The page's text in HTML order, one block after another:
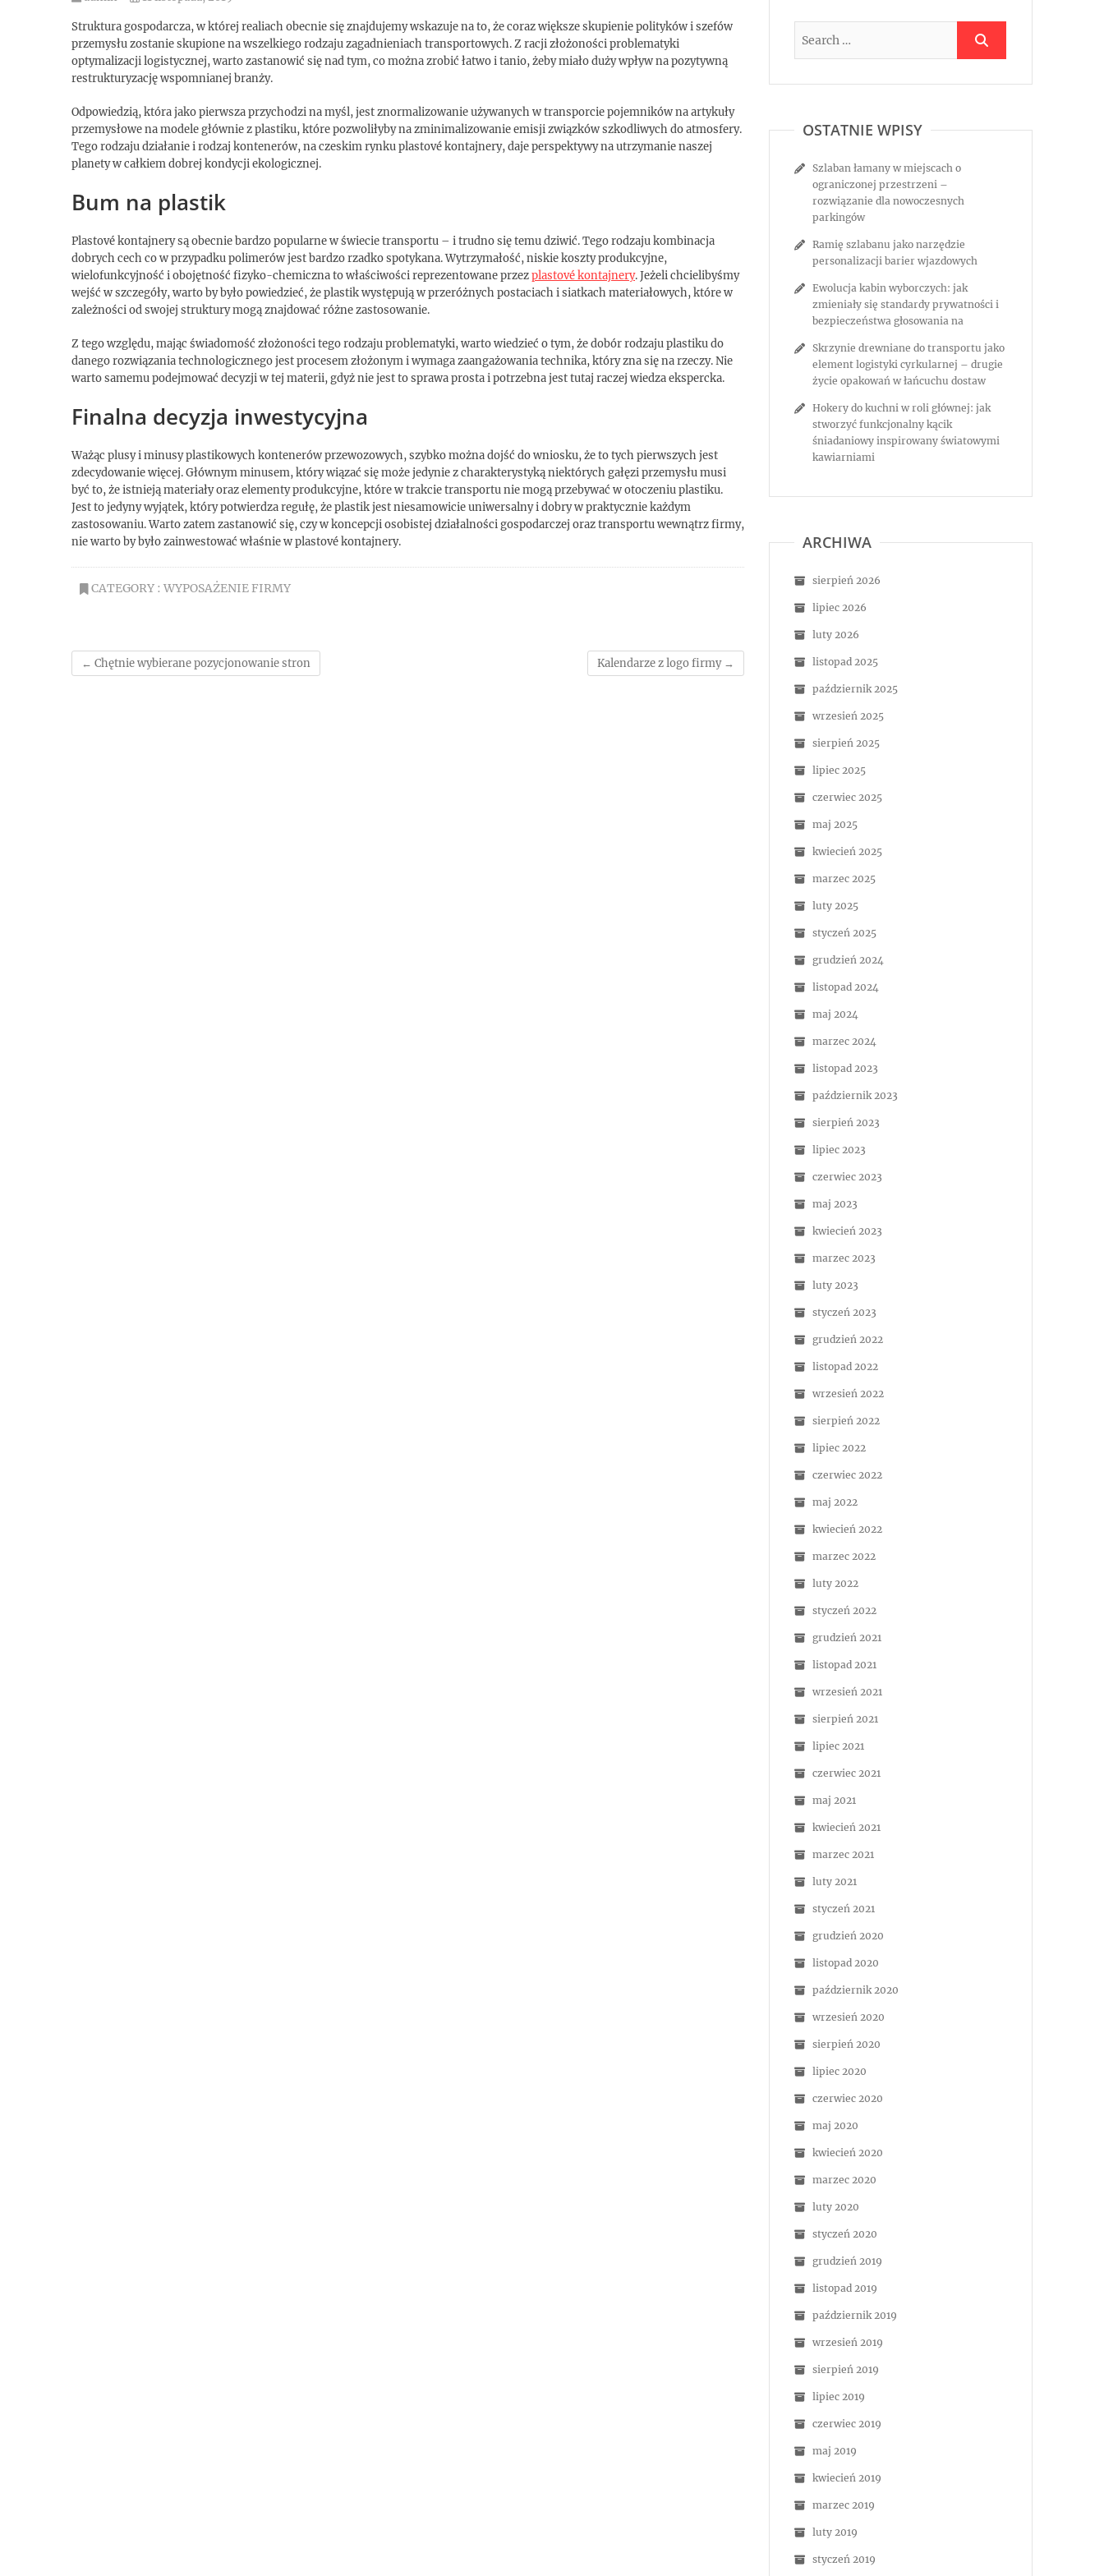
Struktura gospodarcza, w której realiach obecnie się znajdujemy wskazuje na to, że coraz większe skupienie polityków i szefów
przemysłu zostanie skupione na wszelkiego rodzaju zagadnieniach transportowych. Z racji złożoności problematyki
optymalizacji logistycznej, warto zastanowić się nad tym, co można zrobić łatwo i tanio, żeby miało duży wpływ na pozytywną
restrukturyzację wspomnianej branży.
Odpowiedzią, która jako pierwsza przychodzi na myśl, jest znormalizowanie używanych w transporcie pojemników na artykuły
przemysłowe na modele głównie z plastiku, które pozwoliłyby na zminimalizowanie emisji związków szkodliwych do atmosfery.
Tego rodzaju działanie i rodzaj kontenerów, na czeskim rynku plastové kontajnery, daje perspektywy na utrzymanie naszej
planety w całkiem dobrej kondycji ekologicznej.
Bum na plastik
Plastové kontajnery są obecnie bardzo popularne w świecie transportu – i trudno się temu dziwić. Tego rodzaju kombinacja
dobrych cech co w przypadku polimerów jest bardzo rzadko spotykana. Wytrzymałość, niskie koszty produkcyjne,
wielofunkcyjność i obojętność fizyko-chemiczna to właściwości reprezentowane przezplastové kontajnery. Jeżeli chcielibyśmy
wejść w szczegóły, warto by było powiedzieć, że plastik występują w przeróżnych postaciach i siatkach materiałowych, które w
zależności od swojej struktury mogą znajdować różne zastosowanie.
Z tego względu, mając świadomość złożoności tego rodzaju problematyki, warto wiedzieć o tym, że dobór rodzaju plastiku do
danego rozwiązania technologicznego jest procesem złożonym i wymaga zaangażowania technika, który zna się na rzeczy. Nie
warto samemu podejmować decyzji w tej materii, gdyż nie jest to sprawa prosta i potrzebna jest tutaj raczej wiedza ekspercka.
Finalna decyzja inwestycyjna
Ważąc plusy i minusy plastikowych kontenerów przewozowych, szybko można dojść do wniosku, że to tych pierwszych jest
zdecydowanie więcej. Głównym minusem, który wiązać się może jedynie z charakterystyką niektórych gałęzi przemysłu musi
być to, że istnieją materiały oraz elementy produkcyjne, które w trakcie transportu nie mogą przebywać w otoczeniu plastiku.
Jest to jedyny wyjątek, który potwierdza regułę, że plastik jest niesamowicie uniwersalny i dobry w praktycznie każdym
zastosowaniu. Warto zatem zastanowić się, czy w koncepcji osobistej działalności gospodarczej oraz transportu wewnątrz firmy,
nie warto by było zainwestować właśnie w plastové kontajnery.
CATEGORY : WYPOSAŻENIE FIRMY
← Chętnie wybierane pozycjonowanie stron Kalendarze z logo firmy →
OSTATNIE WPISY
Szlaban łamany w miejscach o
ograniczonej przestrzeni –
rozwiązanie dla nowoczesnych
parkingów
Ramię szlabanu jako narzędzie
personalizacji barier wjazdowych
Ewolucja kabin wyborczych: jak
zmieniały się standardy prywatności i
bezpieczeństwa głosowania na
Skrzynie drewniane do transportu jako
element logistyki cyrkularnej – drugie
życie opakowań w łańcuchu dostaw
Hokery do kuchni w roli głównej: jak
stworzyć funkcjonalny kącik
śniadaniowy inspirowany światowymi
kawiarniami
ARCHIWA
sierpień 2026
lipiec 2026
luty 2026
listopad 2025
październik 2025
wrzesień 2025
sierpień 2025
lipiec 2025
czerwiec 2025
maj 2025
kwiecień 2025
marzec 2025
luty 2025
styczeń 2025
grudzień 2024
listopad 2024
maj 2024
marzec 2024
listopad 2023
październik 2023
sierpień 2023
lipiec 2023
czerwiec 2023
maj 2023
kwiecień 2023
marzec 2023
luty 2023
styczeń 2023
grudzień 2022
listopad 2022
wrzesień 2022
sierpień 2022
lipiec 2022
czerwiec 2022
maj 2022
kwiecień 2022
marzec 2022
luty 2022
styczeń 2022
grudzień 2021
listopad 2021
wrzesień 2021
sierpień 2021
lipiec 2021
czerwiec 2021
maj 2021
kwiecień 2021
marzec 2021
luty 2021
styczeń 2021
grudzień 2020
listopad 2020
październik 2020
wrzesień 2020
sierpień 2020
lipiec 2020
czerwiec 2020
maj 2020
kwiecień 2020
marzec 2020
luty 2020
styczeń 2020
grudzień 2019
listopad 2019
październik 2019
wrzesień 2019
sierpień 2019
lipiec 2019
czerwiec 2019
maj 2019
kwiecień 2019
marzec 2019
luty 2019
styczeń 2019